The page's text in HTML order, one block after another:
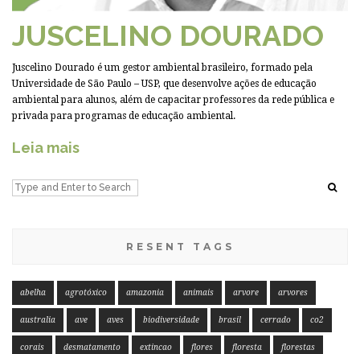
JUSCELINO DOURADO
Juscelino Dourado é um gestor ambiental brasileiro, formado pela
Universidade de São Paulo – USP, que desenvolve ações de educação
ambiental para alunos, além de capacitar professores da rede pública e
privada para programas de educação ambiental.
Leia mais
RESENT TAGS
abelha agrotóxico amazonia animais arvore arvores
australia ave aves biodiversidade brasil cerrado co2
corais desmatamento extincao flores floresta florestas